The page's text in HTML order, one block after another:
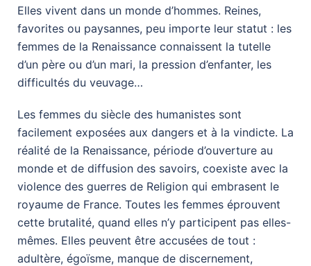
Elles vivent dans un monde d’hommes. Reines,
favorites ou paysannes, peu importe leur statut : les
femmes de la Renaissance connaissent la tutelle
d’un père ou d’un mari, la pression d’enfanter, les
difficultés du veuvage…
Les femmes du siècle des humanistes sont
facilement exposées aux dangers et à la vindicte. La
réalité de la Renaissance, période d’ouverture au
monde et de diffusion des savoirs, coexiste avec la
violence des guerres de Religion qui embrasent le
royaume de France. Toutes les femmes éprouvent
cette brutalité, quand elles n’y participent pas elles-
mêmes. Elles peuvent être accusées de tout :
adultère, égoïsme, manque de discernement,